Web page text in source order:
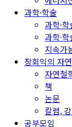
과학·학술
과학·
과학·
지속가
장회익의 자
자연철
책
논문
칼럼,
공부모임